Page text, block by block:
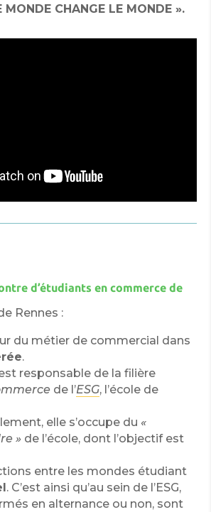
MONDE CHANGE LE MONDE ».
d’étudiants en commerce de
Rennes :
du métier de commercial dans
.
responsable de la filière
de l’ESG, l’école de
elle s’occupe du «
» de l’école, dont l’objectif est
entre les mondes étudiant
. C’est ainsi qu’au sein de l’ESG,
en alternance ou non, sont